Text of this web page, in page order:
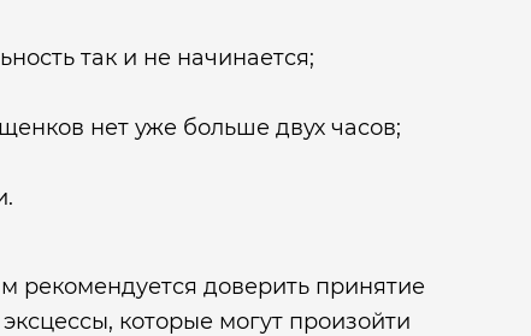
так и не начинается;
нет уже больше двух часов;
рекомендуется доверить принятие
которые могут произойти